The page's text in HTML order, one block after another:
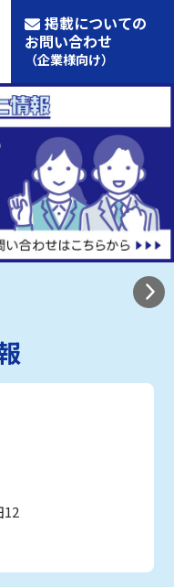
掲載についての
お問い合わせ
（企業様向け）